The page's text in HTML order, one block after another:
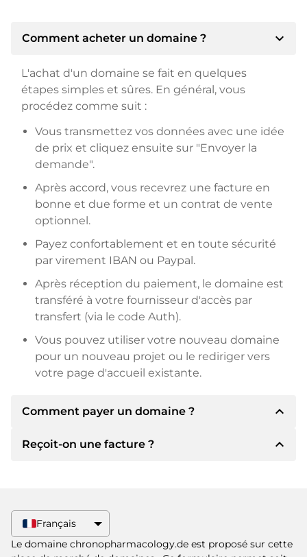
Comment acheter un domaine ? expand_more
L'achat d'un domaine se fait en quelques
étapes simples et sûres. En général, vous
procédez comme suit :
Vous transmettez vos données avec une idée
de prix et cliquez ensuite sur "Envoyer la
demande".
Après accord, vous recevrez une facture en
bonne et due forme et un contrat de vente
optionnel.
Payez confortablement et en toute sécurité
par virement IBAN ou Paypal.
Après réception du paiement, le domaine est
transféré à votre fournisseur d'accès par
transfert (via le code Auth).
Vous pouvez utiliser votre nouveau domaine
pour un nouveau projet ou le rediriger vers
votre page d'accueil existante.
Comment payer un domaine ? expand_less
Après un accord, le titulaire vous
proposera Paypal ou d'autres méthodes de
paiement.
Veuillez toujours mentionner le nom de
Reçoit-on une facture ? expand_less
élevé, vous recevrez également un contrat de
vente supplémentaire si vous le souhaitez.
Français
Le domaine chronopharmacology.de est proposé sur cette